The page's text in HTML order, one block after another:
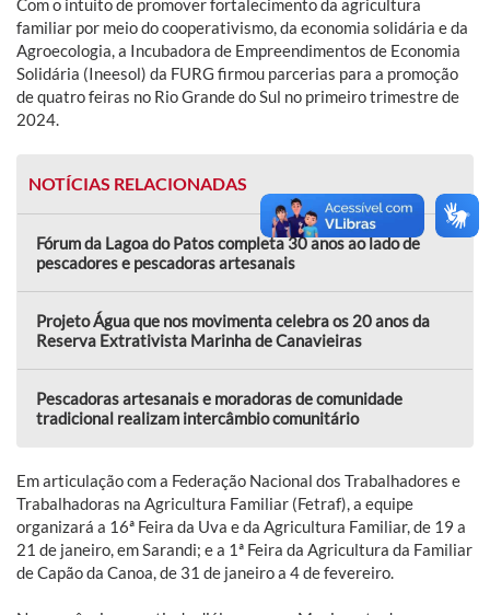
Com o intuito de promover fortalecimento da agricultura
familiar por meio do cooperativismo, da economia solidária e da
Agroecologia, a Incubadora de Empreendimentos de Economia
Solidária (Ineesol) da FURG firmou parcerias para a promoção
de quatro feiras no Rio Grande do Sul no primeiro trimestre de
2024.
NOTÍCIAS RELACIONADAS
Fórum da Lagoa do Patos completa 30 anos ao lado de
pescadores e pescadoras artesanais
Projeto Água que nos movimenta celebra os 20 anos da
Reserva Extrativista Marinha de Canavieiras
Pescadoras artesanais e moradoras de comunidade
tradicional realizam intercâmbio comunitário
Em articulação com a Federação Nacional dos Trabalhadores e
Trabalhadoras na Agricultura Familiar (Fetraf), a equipe
organizará a 16ª Feira da Uva e da Agricultura Familiar, de 19 a
21 de janeiro, em Sarandi; e a 1ª Feira da Agricultura da Familiar
de Capão da Canoa, de 31 de janeiro a 4 de fevereiro.